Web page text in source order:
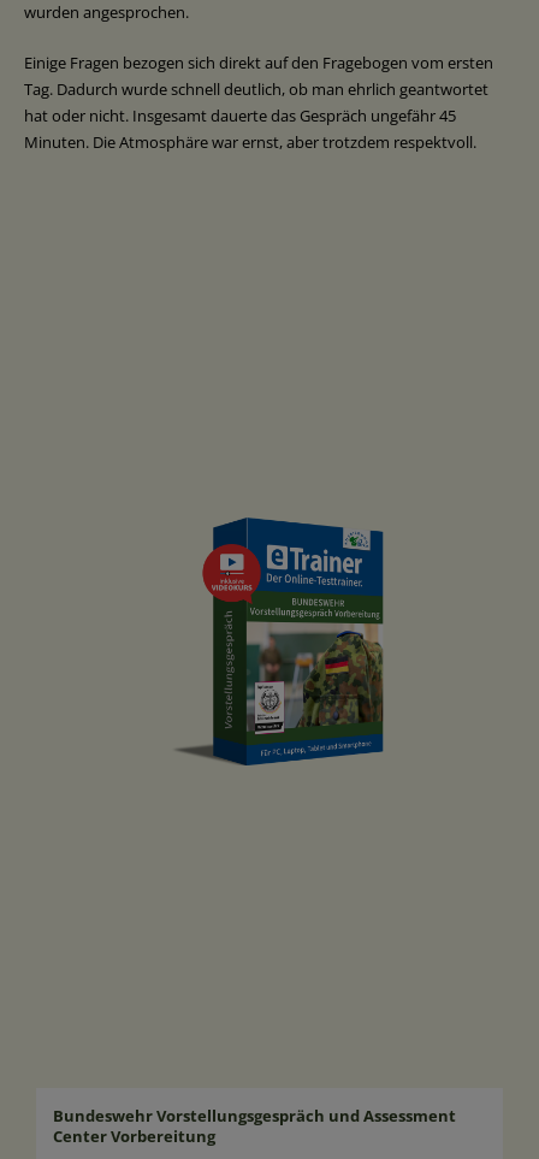
wurden angesprochen.
Einige Fragen bezogen sich direkt auf den Fragebogen vom ersten
Tag. Dadurch wurde schnell deutlich, ob man ehrlich geantwortet
hat oder nicht. Insgesamt dauerte das Gespräch ungefähr 45
Minuten. Die Atmosphäre war ernst, aber trotzdem respektvoll.
Bundeswehr Vorstellungsgespräch und Assessment
Center Vorbereitung